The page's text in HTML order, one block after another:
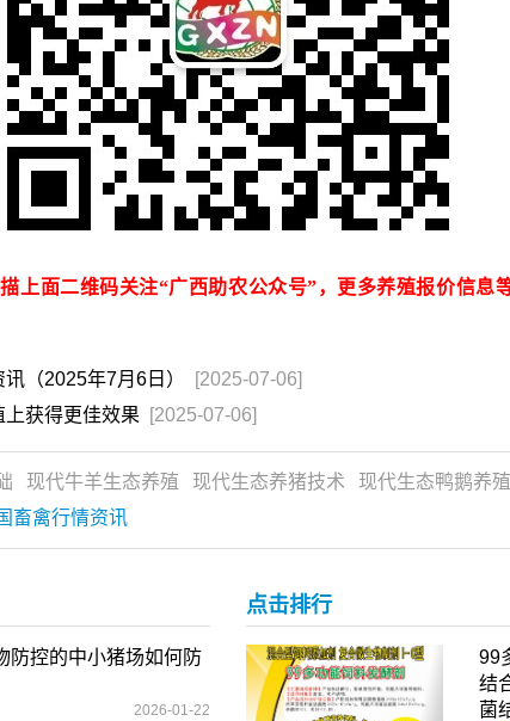
上面二维码关注“广西助农公众号”，更多养殖报价信息
（2025年7月6日）
[2025-07-06]
获得更佳效果 [2025-07-06]
现代牛羊生态养殖 现代生态养猪技术 现代生态鸭鹅养殖
畜禽行情资讯
防控的中小猪场如何防
2026-01-22
点击排行
99
结
菌